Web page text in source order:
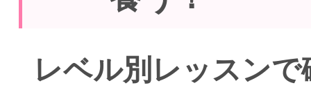
レベル別レッスン